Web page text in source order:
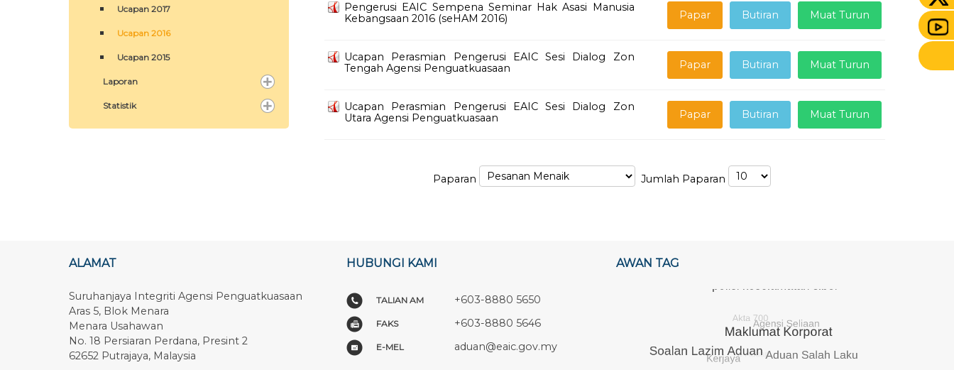
Ucapan 2017
Ucapan 2016
Ucapan 2015
Laporan
Statistik
Pengerusi EAIC Sempena Seminar Hak Asasi Manusia
Kebangsaan 2016 (seHAM 2016)
Muat Turun
Butiran
Papar
Ucapan Perasmian Pengerusi EAIC Sesi Dialog Zon
Tengah Agensi Penguatkuasaan
Muat Turun
Butiran
Papar
Ucapan Perasmian Pengerusi EAIC Sesi Dialog Zon
Utara Agensi Penguatkuasaan
Muat Turun
Butiran
Papar
Paparan Jumlah Paparan
ALAMAT
Suruhanjaya Integriti Agensi Penguatkuasaan
Aras 5, Blok Menara
Menara Usahawan
No. 18 Persiaran Perdana, Presint 2
62652 Putrajaya, Malaysia
HUBUNGI KAMI
TALIAN AM +603-8880 5650
FAKS +603-8880 5646
E-MEL aduan@eaic.gov.my
AWAN TAG